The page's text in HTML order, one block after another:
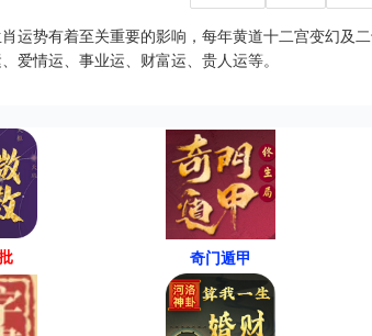
运势有着至关重要的影响，每年黄道十二宫变幻及
爱情运、事业运、财富运、贵人运等。
奇门遁甲